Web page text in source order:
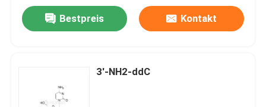
Bestpreis Kontakt
3'-NH2-ddC